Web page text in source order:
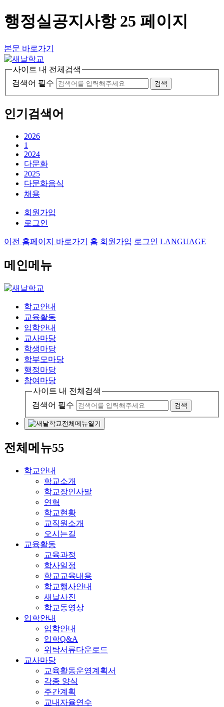
행정실공지사항 25 페이지
본문 바로가기
사이트 내 전체검색
검색어 필수
검색
인기검색어
2026
1
2024
다문화
2025
다문화음식
채용
회원가입
로그인
이전 홈페이지 바로가기 홈 회원가입 로그인 LANGUAGE
메인메뉴
학교안내
교육활동
입학안내
교사마당
학생마당
학부모마당
행정마당
참여마당
사이트 내 전체검색
검색어 필수
검색
전체메뉴열기
전체메뉴55
학교안내
학교소개
학교장인사말
연혁
학교현황
교직원소개
오시는길
교육활동
교육과정
학사일정
학교교육내용
학교행사안내
새날사진
학교동영상
입학안내
입학안내
입학Q&A
위탁서류다운로드
교사마당
교육활동운영계획서
각종 양식
주간계획
교내자율연수